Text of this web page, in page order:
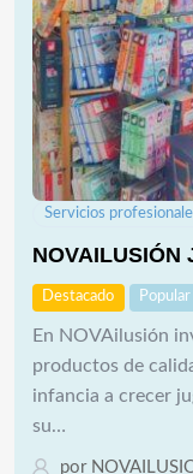
Servicios
NOVAILUSIÓN
Destacado Popular
En NOVAilusión
productos de
infancia a crecer
su…
por